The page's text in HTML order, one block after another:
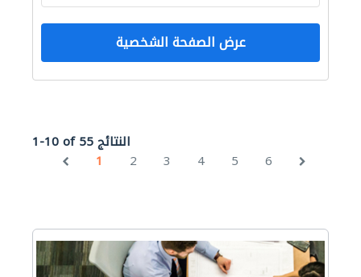
عرض الصفحة الشخصية
1-10 of 55 النتائج
1
2 3 4 5 6